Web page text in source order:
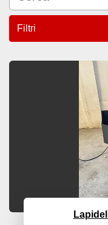
Filtri
Tutte le